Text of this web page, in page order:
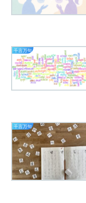
千言万句
千言万句